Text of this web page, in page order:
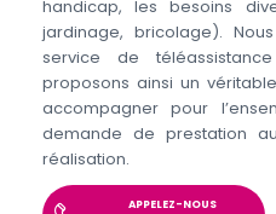
handicap, les besoins
jardinage, bricolage).
service de
proposons ainsi un
accompagner pour
demande de prestation
réalisation.
APPELEZ-NOUS